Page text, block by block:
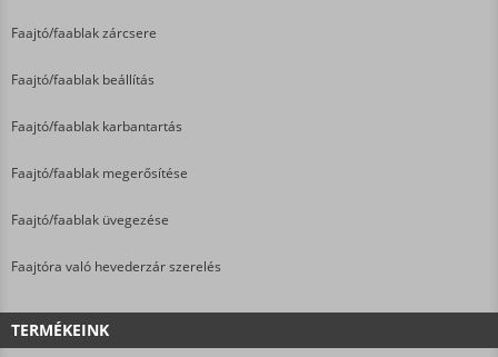
Faajtó/faablak zárcsere
Faajtó/faablak beállítás
Faajtó/faablak karbantartás
Faajtó/faablak megerősítése
Faajtó/faablak üvegezése
Faajtóra való hevederzár szerelés
TERMÉKEINK